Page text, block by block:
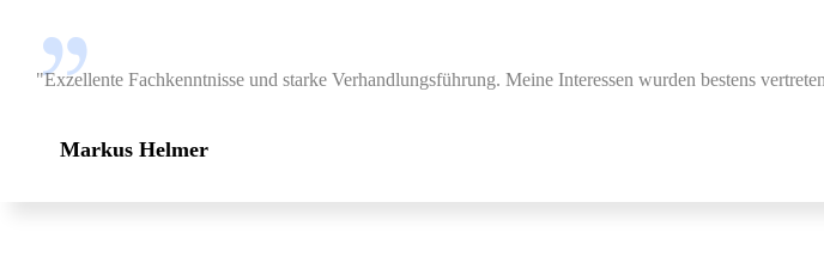
"Exzellente Fachkenntnisse und starke Verhandlungsführung. Meine Interessen wurden bestens
Markus Helmer